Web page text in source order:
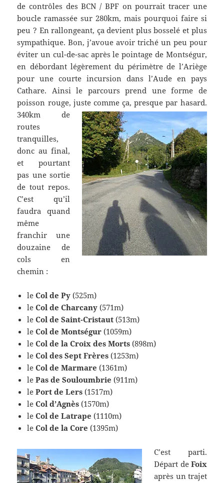
de contrôles des BCN / BPF on pourrait tracer une
boucle ramassée sur 280km, mais pourquoi faire si
peu ? En rallongeant, ça devient plus bosselé et plus
sympathique. Bon, j’avoue avoir triché un peu pour
éviter un cul-de-sac après le pointage de Montségur,
en débordant légèrement du périmètre de l’Ariège
pour une courte incursion dans l’Aude en pays
Cathare. Ainsi le parcours prend une forme de
poisson rouge, juste comme ça, presque par hasard.
340km de
routes
tranquilles,
donc au final,
et pourtant
pas une sortie
de tout repos.
C’est qu’il
faudra quand
même
franchir une
douzaine de
cols en
chemin :
leCol de Py (525m)
leCol de Charcany (571m)
leCol de Saint-Cristaut (513m)
leCol de Montségur (1059m)
leCol de la Croix des Morts (898m)
leCol des Sept Frères (1253m)
leCol de Marmare (1361m)
lePas de Souloumbrie (911m)
lePort de Lers (1517m)
leCol d’Agnès (1570m)
leCol de Latrape (1110m)
leCol de la Core (1395m)
C’est parti.
Départ de Foix
après un trajet